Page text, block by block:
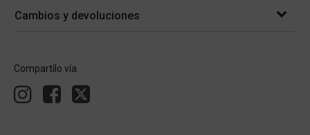
Cambios y devoluciones
Compartílo vía